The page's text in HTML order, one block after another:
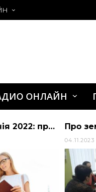
ОНЛАЙН
Вступна кампанія 2022: процедура максимально спрощена |
04.11.2023